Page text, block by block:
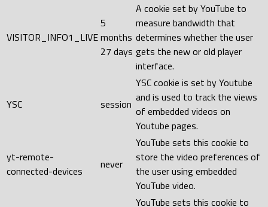
VISITOR_INFO1_LIVE
5
months
27 days
A cookie set by YouTube to
measure bandwidth that
determines whether the user
gets the new or old player
interface.
YSC session
YSC cookie is set by Youtube
and is used to track the views
of embedded videos on
Youtube pages.
yt-remote-
connected-devices
never
YouTube sets this cookie to
store the video preferences of
the user using embedded
YouTube video.
YouTube sets this cookie to